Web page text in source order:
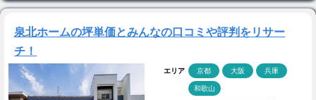
泉北ホームの坪単価とみんなの口コミや評判をリサー
チ！
エリア 京都 大阪 兵庫
和歌山